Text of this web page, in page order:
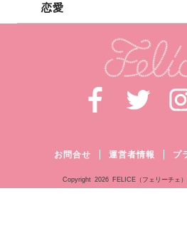
恋愛
お問合せ 運営者情報 プ
Copyright 2026 FELICE（フェリーチェ